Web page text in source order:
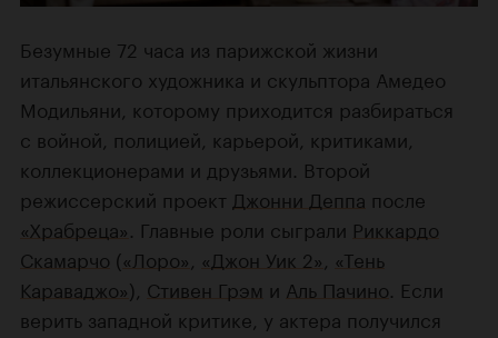
Безумные 72 часа из парижской жизни
итальянского художника и скульптора Амедео
Модильяни, которому приходится разбираться
с войной, полицией, карьерой, критиками,
коллекционерами и друзьями. Второй
режиссерский проект Джонни Деппа после
«Храбреца» . Главные роли сыграли Риккардо
Скамарчо («Лоро» «Джон Уик 2» «Тень
Караваджо»), Стивен Грэм и Аль Пачино . Если
верить западной критике, у актера получился